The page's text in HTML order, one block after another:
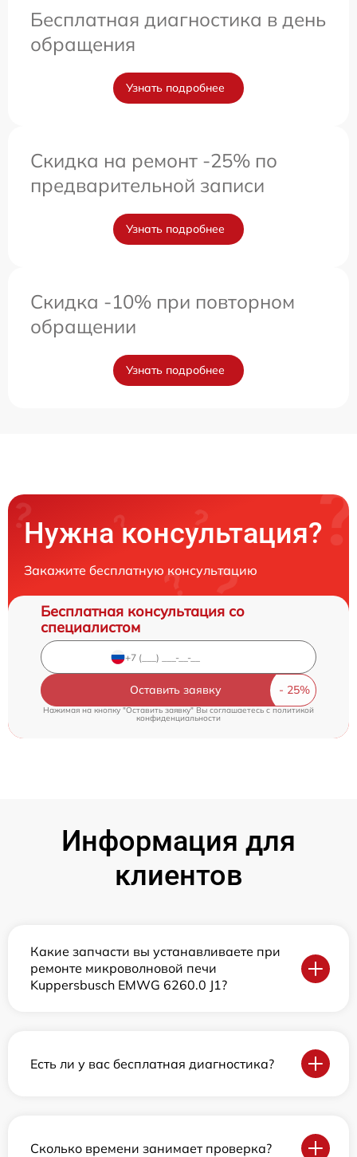
Бесплатная диагностика в день
обращения
Узнать подробнее
Скидка на ремонт -25% по
предварительной записи
Узнать подробнее
Скидка -10% при повторном
обращении
Узнать подробнее
Нужна консультация?
Закажите бесплатную консультацию
Бесплатная консультация со
специалистом
Оставить заявку
Нажимая на кнопку "Оставить заявку" Вы соглашаетесь cполитикой
конфиденциальности
Информация для
клиентов
Какие запчасти вы устанавливаете при
ремонте микроволновой печи
Kuppersbusch EMWG 6260.0 J1?
Есть ли у вас бесплатная диагностика?
Сколько времени занимает проверка?